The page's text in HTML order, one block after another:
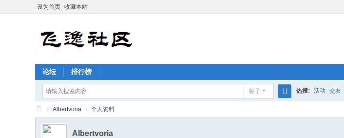
设为首页 收藏本站
论坛 排行榜
帖子
索
热搜: 活动 交友
飞
› Albertvoria › 个人资料
Albertvoria